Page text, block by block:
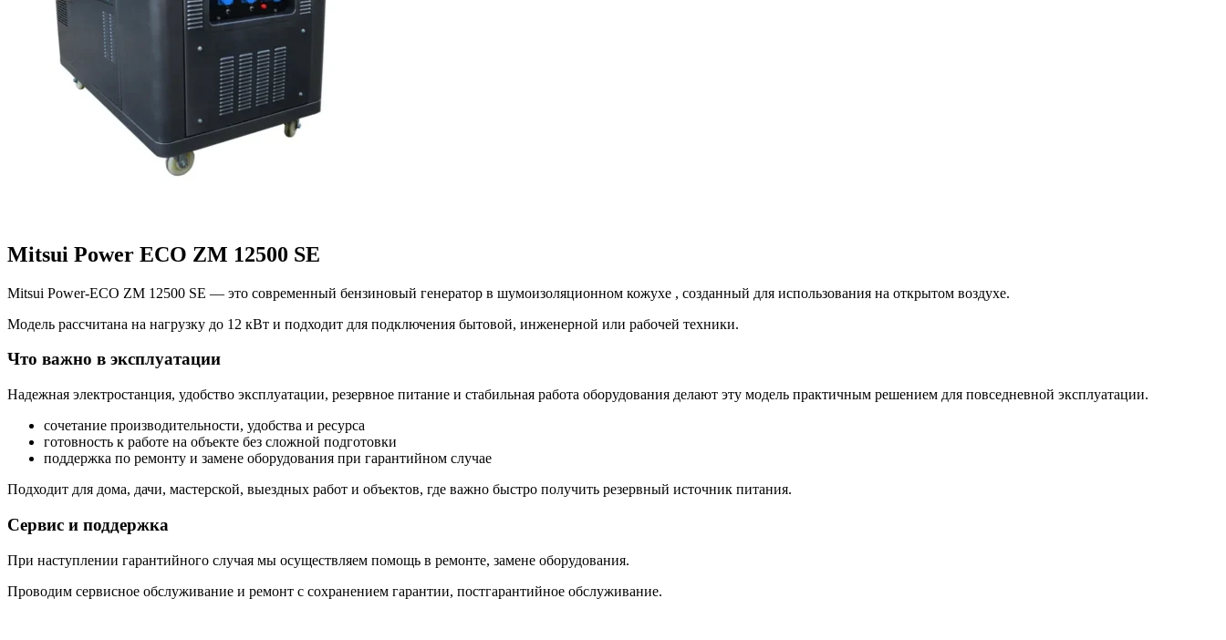
Mitsui Power ECO ZM 12500 SE
Mitsui Power-ECO ZM 12500 SE — это современный бензиновый генератор в шумоизоляционном кожухе , созданный для использования на открытом воздухе.
Модель рассчитана на нагрузку до 12 кВт и подходит для подключения бытовой, инженерной или рабочей техники.
Что важно в эксплуатации
Надежная электростанция, удобство эксплуатации, резервное питание и стабильная работа оборудования делают эту модель практичным решением для повседневной эксплуатации.
сочетание производительности, удобства и ресурса
готовность к работе на объекте без сложной подготовки
поддержка по ремонту и замене оборудования при гарантийном случае
Подходит для дома, дачи, мастерской, выездных работ и объектов, где важно быстро получить резервный источник питания.
Сервис и поддержка
При наступлении гарантийного случая мы осуществляем помощь в ремонте, замене оборудования.
Проводим сервисное обслуживание и ремонт с сохранением гарантии, постгарантийное обслуживание.